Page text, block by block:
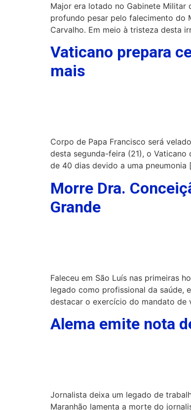
Major era lotado no Gabinete Militar
profundo pesar pelo falecimento do
Carvalho. Em meio à tristeza desta
Vaticano prepara
mais
Corpo de Papa Francisco será
desta segunda-feira (21), o
de 40 dias devido a uma pneumonia
Morre Dra.
Grande
Faleceu em São Luís nas primeiras
legado como profissional da saúde,
destacar o exercício do mandato
Alema emite nota
Jornalista deixa um legado de
Maranhão lamenta a morte do